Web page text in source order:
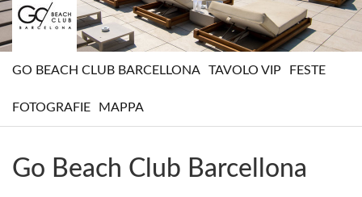
GO BEACH CLUB BARCELLONA TAVOLO VIP FESTE
FOTOGRAFIE MAPPA
Go Beach Club Barcellona